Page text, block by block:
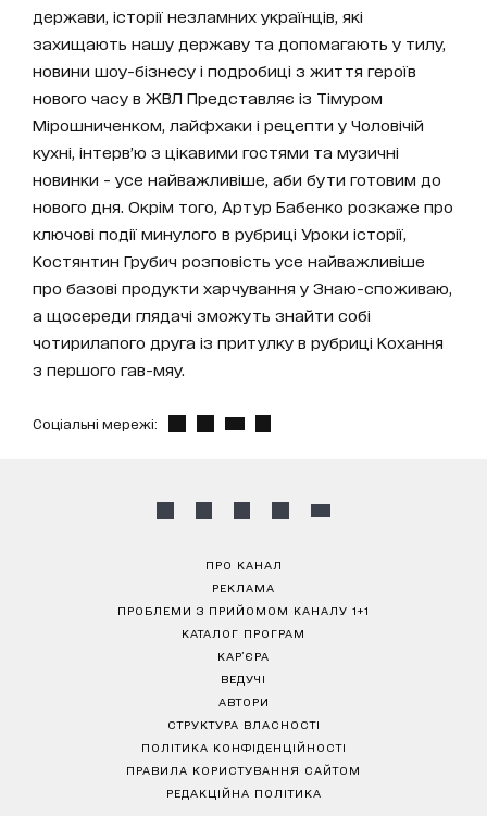
держави, історії незламних українців, які
захищають нашу державу та допомагають у тилу,
новини шоу-бізнесу і подробиці з життя героїв
нового часу в ЖВЛ Представляє із Тімуром
Мірошниченком, лайфхаки і рецепти у Чоловічій
кухні, інтерв’ю з цікавими гостями та музичні
новинки - усе найважливіше, аби бути готовим до
нового дня. Окрім того, Артур Бабенко розкаже про
ключові події минулого в рубриці Уроки історії,
Костянтин Грубич розповість усе найважливіше
про базові продукти харчування у Знаю-споживаю,
а щосереди глядачі зможуть знайти собі
чотирилапого друга із притулку в рубриці Кохання
з першого гав-мяу.
Соціальні мережі:
ПРО КАНАЛ
РЕКЛАМА
ПРОБЛЕМИ З ПРИЙОМОМ КАНАЛУ 1+1
КАТАЛОГ ПРОГРАМ
КАР’ЄРА
ВЕДУЧІ
АВТОРИ
СТРУКТУРА ВЛАСНОСТІ
ПОЛІТИКА КОНФІДЕНЦІЙНОСТІ
ПРАВИЛА КОРИСТУВАННЯ САЙТОМ
РЕДАКЦІЙНА ПОЛІТИКА